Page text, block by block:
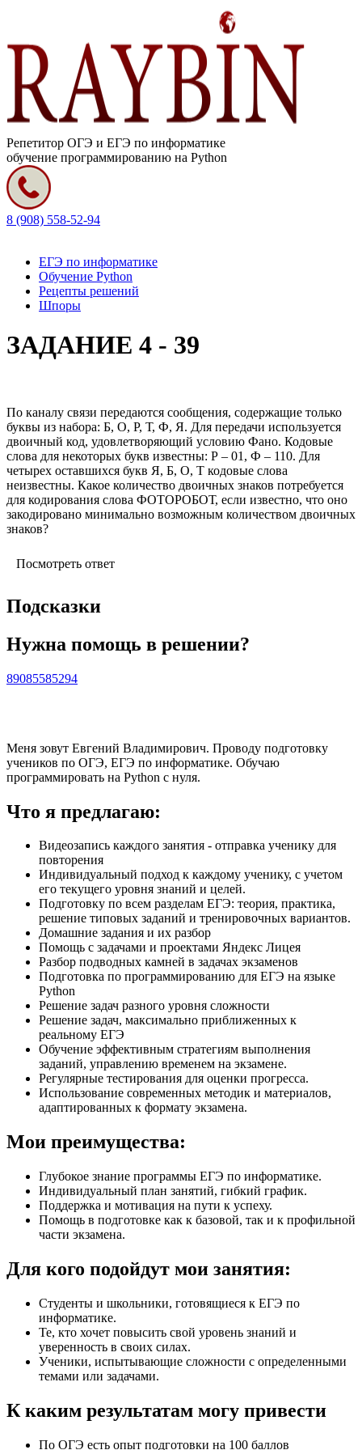
Репетитор ОГЭ и ЕГЭ по информатике
обучение программированию на Python
8 (908) 558-52-94
ЕГЭ по информатике
Обучение Python
Рецепты решений
Шпоры
ЗАДАНИЕ 4 - 39
По каналу связи передаются сообщения, содержащие только
буквы из набора: Б, О, Р, Т, Ф, Я. Для передачи используется
двоичный код, удовлетворяющий условию Фано. Кодовые
слова для некоторых букв известны: Р – 01, Ф – 110. Для
четырех оставшихся букв Я, Б, О, Т кодовые слова
неизвестны. Какое количество двоичных знаков потребуется
для кодирования слова ФОТОРОБОТ, если известно, что оно
закодировано минимально возможным количеством двоичных
знаков?
Посмотреть ответ
Подсказки
Нужна помощь в решении?
89085585294
Меня зовут Евгений Владимирович. Проводу подготовку
учеников по ОГЭ, ЕГЭ по информатике. Обучаю
программировать на Python с нуля.
Что я предлагаю:
Видеозапись каждого занятия - отправка ученику для
повторения
Индивидуальный подход к каждому ученику, с учетом
его текущего уровня знаний и целей.
Подготовку по всем разделам ЕГЭ: теория, практика,
решение типовых заданий и тренировочных вариантов.
Домашние задания и их разбор
Помощь с задачами и проектами Яндекс Лицея
Разбор подводных камней в задачах экзаменов
Подготовка по программированию для ЕГЭ на языке
Python
Решение задач разного уровня сложности
Решение задач, максимально приближенных к
реальному ЕГЭ
Обучение эффективным стратегиям выполнения
заданий, управлению временем на экзамене.
Регулярные тестирования для оценки прогресса.
Использование современных методик и материалов,
адаптированных к формату экзамена.
Мои преимущества:
Глубокое знание программы ЕГЭ по информатике.
Индивидуальный план занятий, гибкий график.
Поддержка и мотивация на пути к успеху.
Помощь в подготовке как к базовой, так и к профильной
части экзамена.
Для кого подойдут мои занятия:
Студенты и школьники, готовящиеся к ЕГЭ по
информатике.
Те, кто хочет повысить свой уровень знаний и
уверенность в своих силах.
Ученики, испытывающие сложности с определенными
темами или задачами.
К каким результатам могу привести
По ОГЭ есть опыт подготовки на 100 баллов